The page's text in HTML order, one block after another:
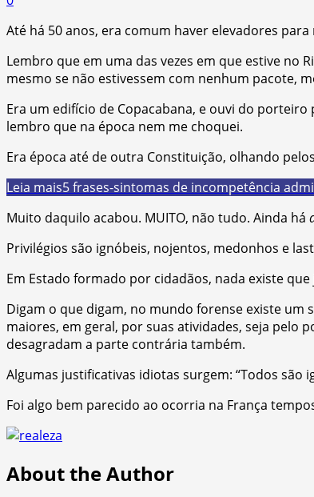
Até há 50 anos, era comum haver elevadores
Lembro que em uma das vezes em que estive no
mesmo se não estivessem com nenhum pacote,
Era um edifício de Copacabana, e ouvi do
lembro que na época nem me choquei.
Era época até de outra Constituição, olhando
Leia mais5 frases-sintomas de incompetência
Muito daquilo acabou. MUITO, não tudo. Ainda há
Privilégios são ignóbeis, nojentos, medonhos e
Em Estado formado por cidadãos, nada existe
Digam o que digam, no mundo forense existe
maiores, em geral, por suas atividades, seja pelo
desagradam a parte contrária também.
Algumas justificativas idiotas surgem: “Todos são
Foi algo bem parecido ao ocorria na França
About the Author